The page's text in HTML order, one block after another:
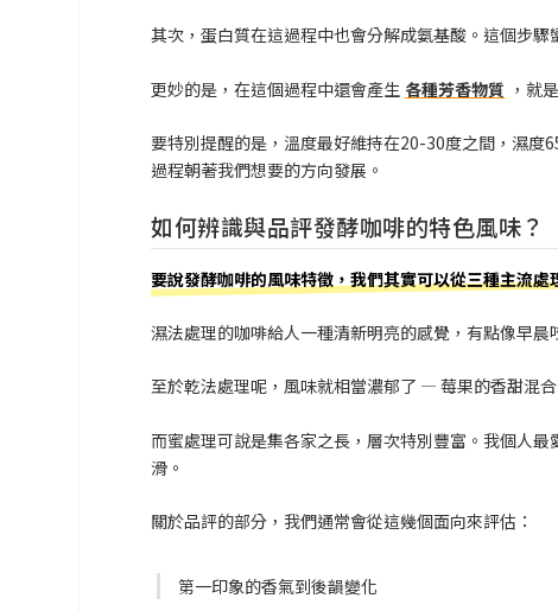
其次，蛋白質在這過程中也會分解成氨基酸。這個步
更妙的是，在這個過程中還會產生 各種芳香物質 ，就
要特別提醒的是，溫度最好維持在20-30度之間，濕
過程朝著我們想要的方向發展。
如何辨識與品評發酵咖啡的特色風味？
要說發酵咖啡的風味特徵，我們其實可以從三種主流處
濕法處理的咖啡給人一種清新明亮的感覺，有點像早
至於乾法處理呢，風味就相當濃郁了 — 莓果的香甜混
而蜜處理可說是集各家之長，層次特別豐富。我個人
滑。
關於品評的部分，我們通常會從這幾個面向來評估：
第一印象的香氣到後韻變化